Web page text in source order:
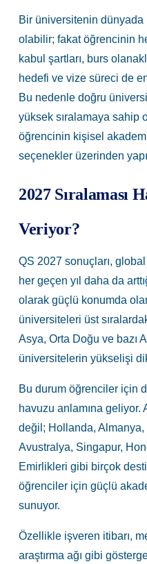
Bir üniversitenin dünyada
olabilir; fakat öğrencinin
kabul şartları, burs
hedefi ve vize süreci de
Bu nedenle doğru
yüksek sıralamaya sahip
öğrencinin kişisel
seçenekler üzerinden
2027 Sıralaması
Veriyor?
QS 2027 sonuçları,
her geçen yıl daha da
olarak güçlü konumda
üniversiteleri üst
Asya, Orta Doğu ve bazı
üniversitelerin yükselişi
Bu durum öğrenciler için
havuzu anlamına geliyor.
değil; Hollanda,
Avustralya, Singapur,
Emirlikleri gibi birçok
öğrenciler için güçlü
sunuyor.
Özellikle işveren itibarı,
araştırma ağı gibi